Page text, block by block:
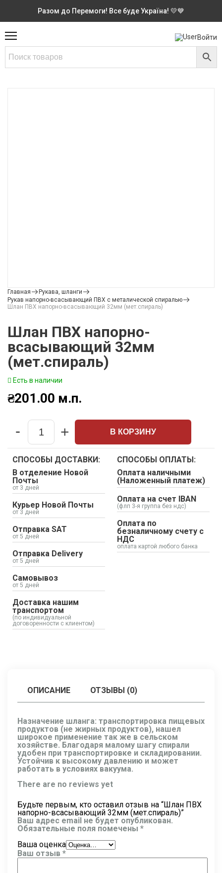
Разом до Перемоги! Все буде Україна! 💛💙
Войти
Главная
Рукава, шланги
Рукав напорно-всасывающий ПВХ с металической спиралью
Шлан ПВХ напорно-всасывающий 32мм (мет.спираль)
Шлан ПВХ напорно-
всасывающий 32мм
(мет.спираль)
Есть в наличии
₴201.00 м.п.
Quantity
- + В КОРЗИНУ
СПОСОБЫ ДОСТАВКИ:
В отделение Новой
Почты
от 3 дней
Курьер Новой Почты
от 3 дней
Отправка SAT
от 5 дней
Отправка Delivery
от 5 дней
Самовывоз
от 5 дней
Доставка нашим
транспортом
(по индивидуальной
договоренности с клиентом)
СПОСОБЫ ОПЛАТЫ:
Оплата наличными
(Наложенный платеж)
Оплата на счет IBAN
(флп 3-я группа без ндс)
Оплата по
безналичному счету с
НДС
оплата картой любого банка
ОПИСАНИЕ ОТЗЫВЫ (0)
Назначение шланга: транспортировка пищевых
продуктов (не жирных продуктов), нашел
широкое применение так же в сельском
хозяйстве. Благодаря малому шагу спирали
удобен при транспортировке и складировании.
Устойчив к высокому давлению и может
работать в условиях вакуума.
There are no reviews yet
Будьте первым, кто оставил отзыв на “Шлан ПВХ
напорно-всасывающий 32мм (мет.спираль)”
Ваш адрес email не будет опубликован.
Обязательные поля помечены *
Ваша оценка
Ваш отзыв *